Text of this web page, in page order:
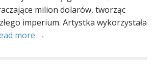
milion dolarów, tworząc
imperium. Artystka wykorzystała
more →